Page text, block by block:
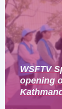
WSFTV
opening